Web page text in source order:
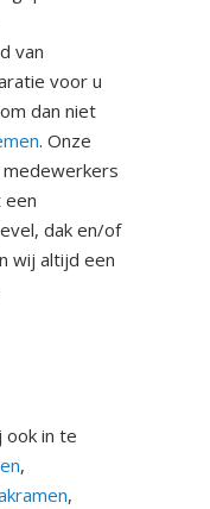
van
voor u
dan niet
. Onze
een
dak en/of
wij altijd een
ook in te
,
,